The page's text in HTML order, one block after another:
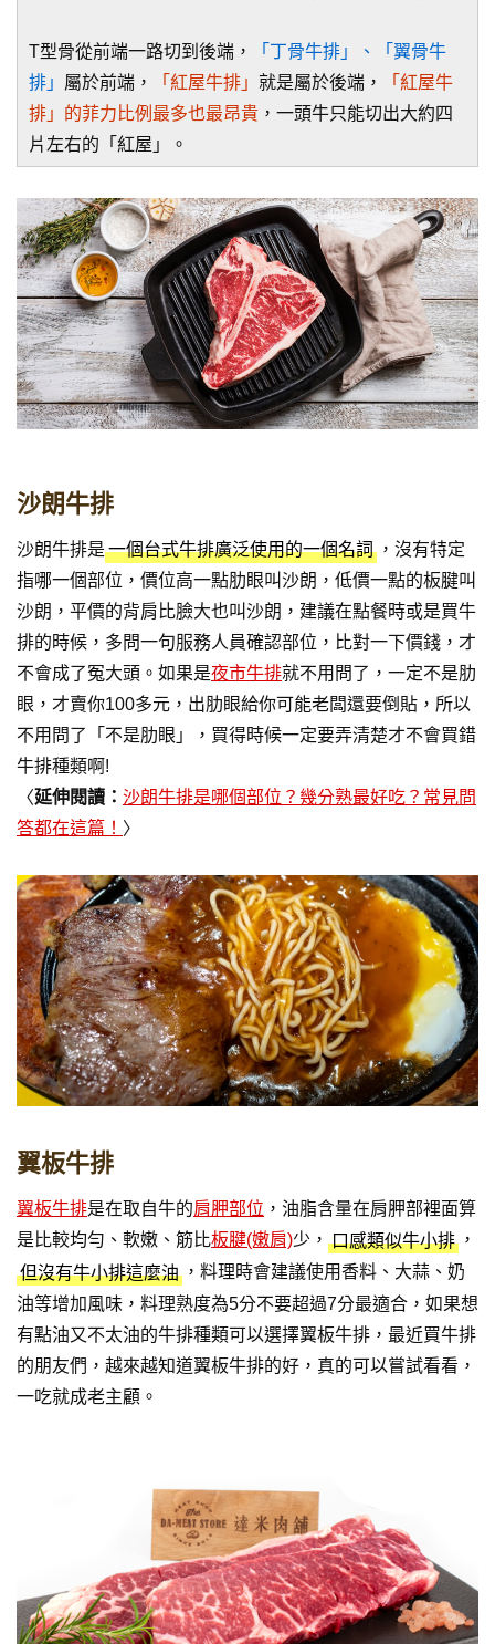
T型骨從前端一路切到後端，
「丁骨牛排」、「翼骨牛
排」 屬於前端， 「紅屋牛排」 就是屬於後端，
「紅屋牛
排」的菲力比例最多也最昂貴 ，一頭牛只能切出大約四
片左右的「紅屋」。
沙朗牛排
沙朗牛排是 一個台式牛排廣泛使用的一個名詞 ，沒有特定
指哪一個部位，價位高一點肋眼叫沙朗，低價一點的板腱叫
沙朗，平價的背肩比臉大也叫沙朗，建議在點餐時或是買牛
排的時候，多問一句服務人員確認部位，比對一下價錢，才
不會成了冤大頭。如果是夜市牛排就不用問了，一定不是肋
眼，才賣你100多元，出肋眼給你可能老闆還要倒貼，所以
不用問了「不是肋眼」，買得時候一定要弄清楚才不會買錯
牛排種類啊!
〈延伸閱讀： 沙朗牛排是哪個部位？幾分熟最好吃？常見問
答都在這篇！ 〉
翼板牛排
翼板牛排是在取自牛的肩胛部位 ，油脂含量在肩胛部裡面算
是比較均勻、軟嫩、筋比板腱(嫩肩)少， 口感類似牛小排 ，
但沒有牛小排這麼油 ，料理時會建議使用香料、大蒜、奶
油等增加風味，料理熟度為5分不要超過7分最適合，如果想
有點油又不太油的牛排種類可以選擇翼板牛排，最近買牛排
的朋友們，越來越知道翼板牛排的好，真的可以嘗試看看，
一吃就成老主顧。